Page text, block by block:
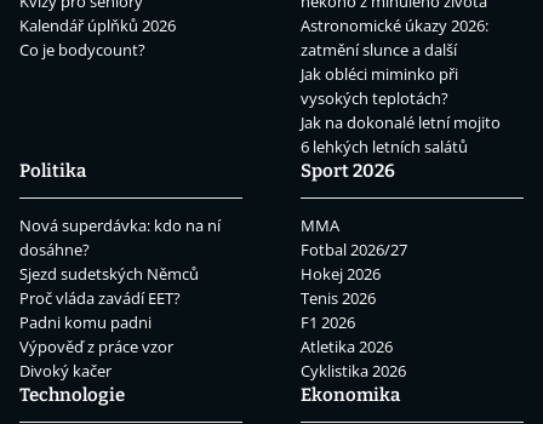
Kalendář úplňků 2026
Co je bodycount?
Astronomické úkazy 2026:
zatmění slunce a další
Jak obléci miminko při
vysokých teplotách?
Jak na dokonalé letní mojito
6 lehkých letních salátů
Politika
Nová superdávka: kdo na ní
dosáhne?
Sjezd sudetských Němců
Proč vláda zavádí EET?
Padni komu padni
Výpověď z práce vzor
Divoký kačer
Sport 2026
MMA
Fotbal 2026/27
Hokej 2026
Tenis 2026
F1 2026
Atletika 2026
Cyklistika 2026
Technologie
Ekonomika